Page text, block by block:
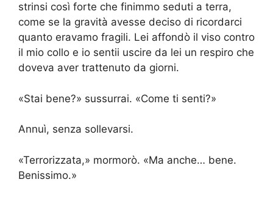
strinsi così forte che finimmo seduti a terra,
come se la gravità avesse deciso di ricordarci
quanto eravamo fragili. Lei affondò il viso contro
il mio collo e io sentii uscire da lei un respiro che
doveva aver trattenuto da giorni.
«Stai bene?» sussurrai. «Come ti senti?»
Annuì, senza sollevarsi.
«Terrorizzata,» mormorò. «Ma anche… bene.
Benissimo.»